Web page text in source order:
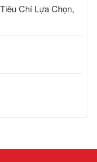
Chí Lựa Chọn,